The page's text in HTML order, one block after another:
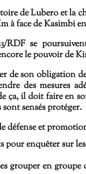
de Lubero et la
à face de Kasimbi
RDF se
le pouvoir de
son obligation
des mesures
ça, il doit faire en
sensés protéger.
et
enquêter sur
grouper en groupe